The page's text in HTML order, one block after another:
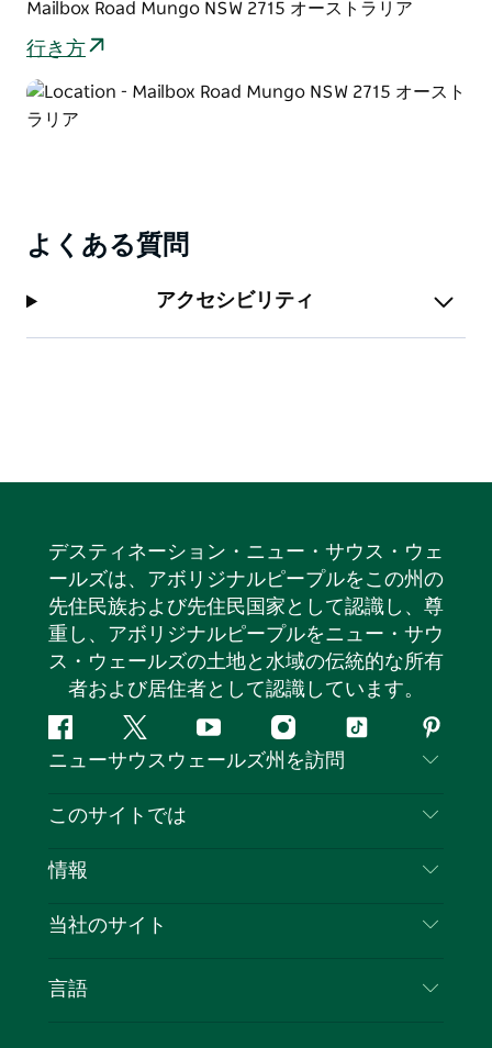
しょう。ラウンド タンク ピクニック エリアとビガーズ
ウェル ピクニック エリアは、ザンチ パストラル ループ
に向かう前の最後の停留所です。ビガーズ ウェルは初
期の入植者にさかのぼります。ここから、雄大なマンゴ
の乾いた湖を見下ろす可動砂丘にアクセスできます。さ
Mailbox Road Mungo NSW 2715 オーストラリア
行き方
よくある質問
アクセシビリティ
デスティネーション・ニュー・サウス・ウェ
ールズは、アボリジナルピープルをこの州の
先住民族および先住民国家として認識し、尊
重し、アボリジナルピープルをニュー・サウ
ス・ウェールズの土地と水域の伝統的な所有
者および居住者として認識しています。
フ
ェ
ス
ッ
ツ
イ
タ
ユ
ー
イ
ン
テ
ピ
ン
レ
ト
ニューサウスウェールズ州を訪問
お問い合わせ
クッキーに関する通知
このサイトでは
目的地
イベント
情報
旅行情報
NSWでのビジネス
当社のサイト
言語